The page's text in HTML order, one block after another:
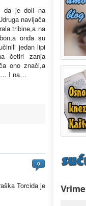
da je doli na
navijača
tribine,a na
onda su
jedan lipi
četiri zanja
ono znači,a
I na…
0
Torcida je
Vrime